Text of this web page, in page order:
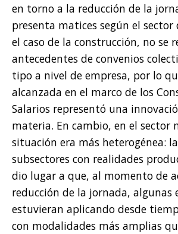
en torno a la reducción de la
presenta matices según el sector
el caso de la construcción, no se
antecedentes de convenios
tipo a nivel de empresa, por lo
alcanzada en el marco de los
Salarios representó una
materia. En cambio, en el sector
situación era más heterogénea:
subsectores con realidades
dio lugar a que, al momento de
reducción de la jornada, algunas
estuvieran aplicando desde
con modalidades más amplias